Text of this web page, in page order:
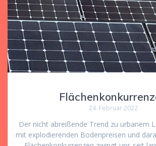
24. Februar 2022
Der nicht abreißende Trend zu urbanem
mit explodierenden Bodenpreisen und